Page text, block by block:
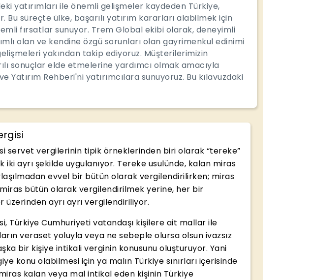
yatırımları ile önemli gelişmeler kaydeden Türkiye,
süreçte ülke, başarılı yatırım kararları alabilmek için
fırsatlar sunuyor. Trem Global ekibi olarak, deneyimli
olan ve kendine özgü sorunları olan gayrimenkul edinimi
yakından takip ediyoruz. Müşterilerimizin
sonuçlar elde etmelerine yardımcı olmak amacıyla
Rehberi'ni yatırımcılara sunuyoruz. Bu kılavuzdaki
servet vergilerinin tipik örneklerinden biri olarak “tereke”
iki ayrı şekilde uygulanıyor. Tereke usulünde, kalan miras
evvel bir bütün olarak vergilendirilirken; miras
bütün olarak vergilendirilmek yerine, her bir
üzerinden ayrı ayrı vergilendiriliyor.
Türkiye Cumhuriyeti vatandaşı kişilere ait mallar ile
veraset yoluyla veya ne sebeple olursa olsun ivazsız
bir kişiye intikali verginin konusunu oluşturuyor. Yani
konu olabilmesi için ya malın Türkiye sınırları içerisinde
kalan veya mal intikal eden kişinin Türkiye